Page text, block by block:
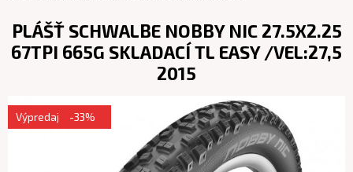
PLÁŠŤ SCHWALBE NOBBY NIC 27.5X2.25
67TPI 665G SKLADACÍ TL EASY /VEL:27,5
2015
Výpredaj -33%